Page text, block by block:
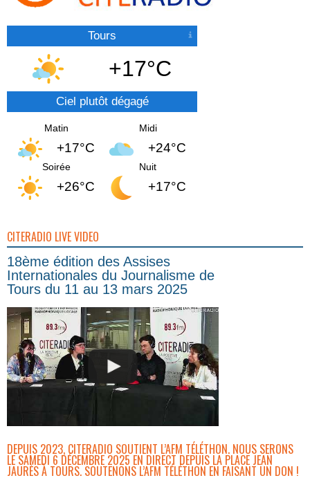
Tours
+17°C
Ciel plutôt dégagé
Matin
+17°C
Midi
+24°C
Soirée
+26°C
Nuit
+17°C
CITERADIO LIVE VIDEO
18ème édition des Assises
Internationales du Journalisme de
Tours du 11 au 13 mars 2025
DEPUIS 2023, CITERADIO SOUTIENT L’AFM TÉLÉTHON. NOUS SERONS
LE SAMEDI 6 DÉCEMBRE 2025 EN DIRECT DEPUIS LA PLACE JEAN
JAURÈS À TOURS. SOUTENONS L’AFM TÉLÉTHON EN FAISANT UN DON !